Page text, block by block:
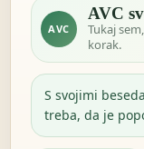
AVC
AVC
Tukaj
korak.
S svojimi
treba, da je